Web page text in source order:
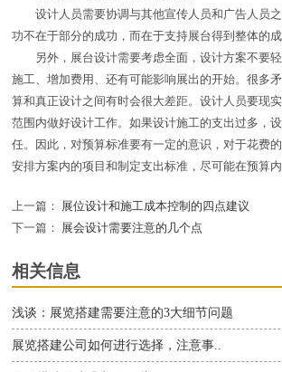
设计人员需要协调与其他宣传人员和广告人员之
功不在于部分的成功，而在于支持展台得到整体的成
另外，展台设计需要考虑全面，设计方案不要轻
施工、增加费用、还有可能影响展出的开始。很多
算和真正设计之间有时会很大差距。设计人员要现
范围内做好设计工作。如果设计施工的支出过多，
任。因此，对预算标准要有一定的意识，对于花费
安排方案内的项目和制定支出标准，尽可能在预算内
上一篇：
展位设计和施工成本控制的四点建议
下一篇：
展会设计需要注意的几个点
相关信息
浅谈：展览搭建需要注意的3大细节问题
展览搭建公司如何进行选择，注意事..